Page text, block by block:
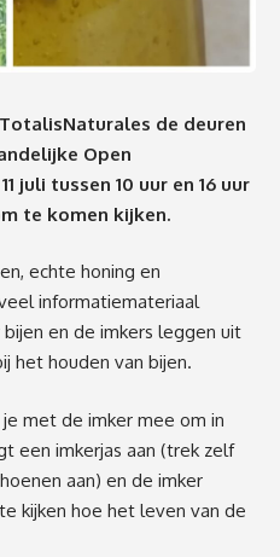
de deuren
Open
juli tussen 10 uur en 16 uur
te komen kijken.
echte honing en
informatiemateriaal
en de imkers leggen uit
het houden van bijen.
je met de imker mee om in
een imkerjas aan (trek zelf
aan) en de imker
kijken hoe het leven van de